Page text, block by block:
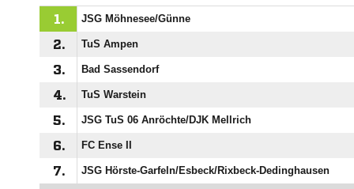
1. JSG Möhnesee/​Günne
2. TuS Ampen
3. Bad Sassendorf
4. TuS Warstein
5. JSG TuS 06 Anröchte/​DJK Mellrich
6. FC Ense II
7. JSG Hörste-Garfeln/​Esbeck/​Rixbeck-Dedinghausen